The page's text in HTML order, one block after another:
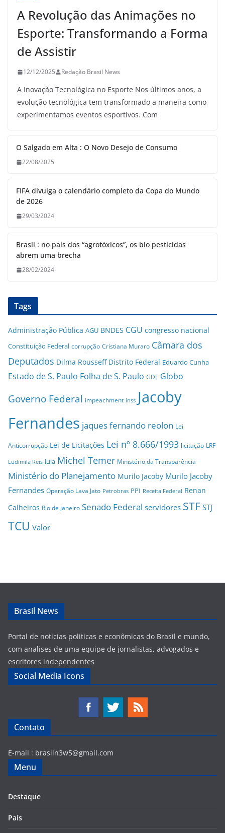
A Revolução das Animações no
Esporte: Transformando a Forma
de Assistir
12/12/2025 Redação Brasil News
A Inovação Tecnológica no Esporte Nos últimos anos, a
evolução tecnológica tem transformado a maneira como
experimentamos eventos esportivos. Com
O Salgado em Alta : O Novo Desejo de Consumo
22/08/2025
FIFA divulga o calendário completo da Copa do Mundo
de 2026
29/03/2024
Brasil : no país dos “agrotóxicos”, os bio pesticidas
abrem uma brecha
28/02/2024
Tags
Administração Pública AGU BNDES CGU congresso nacional
Constituição Federal corrupção Cristiana Muraro Câmara dos
Deputados Dilma Rousseff Distrito Federal Eduardo Cunha
Estado de S. Paulo Folha de S. Paulo GDF Globo
Governo Federal impeachment inss Jacoby
Fernandes jaques fernando reolon Lei
Anticorrupção Lei de Licitações Lei nº 8.666/1993 licitação LRF
Ludimila Reis lula Michel Temer Ministério da Transparência
Ministério do Planejamento Murilo Jacoby Murilo Jacoby
Fernandes Operação Lava Jato Petrobras PPI Receita Federal Renan
Calheiros Rio de Janeiro Senado Federal servidores STF STJ
TCU Valor
Brasil News
Portal de noticias politicas e econômicas do Brasil e mundo,
com analises de uma equipe de jornalistas, advogados e
escritores independentes
Social Media Icons
Contato
E-mail : brasiln3w5@gmail.com
Menu
Destaque
País